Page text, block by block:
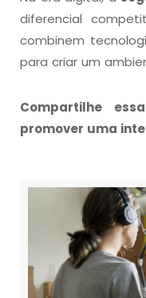
diferencial
combinem
para criar um
Compartilhe
promover uma